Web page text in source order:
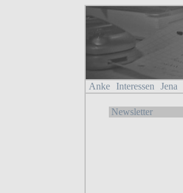
Anke Interessen Jena
Newsletter